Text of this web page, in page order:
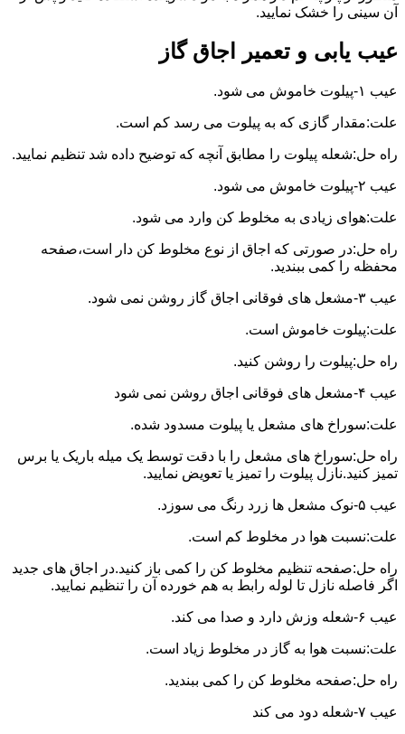
آن سینی را خشک نمایید.
عیب یابی و تعمیر اجاق گاز
عیب ۱-پیلوت خاموش می شود.
علت:مقدار گازی که به پیلوت می رسد کم است.
راه حل:شعله پیلوت را مطابق آنچه که توضیح داده شد تنظیم نمایید.
عیب ۲-پیلوت خاموش می شود.
علت:هوای زیادی به مخلوط کن وارد می شود.
راه حل:در صورتی که اجاق از نوع مخلوط کن دار است،صفحه
محفظه را کمی ببندید.
عیب ۳-مشعل های فوقانی اجاق گاز روشن نمی شود.
علت:پیلوت خاموش است.
راه حل:پیلوت را روشن کنید.
عیب ۴-مشعل های فوقانی اجاق روشن نمی شود
علت:سوراخ های مشعل یا پیلوت مسدود شده.
راه حل:سوراخ های مشعل را با دقت توسط یک میله باریک یا برس
تمیز کنید.نازل پیلوت را تمیز یا تعویض نمایید.
عیب ۵-نوک مشعل ها زرد رنگ می سوزد.
علت:نسبت هوا در مخلوط کم است.
راه حل:صفحه تنظیم مخلوط کن را کمی باز کنید.در اجاق های جدید
اگر فاصله نازل تا لوله رابط به هم خورده آن را تنظیم نمایید.
عیب ۶-شعله وزش دارد و صدا می کند.
علت:نسبت هوا به گاز در مخلوط زیاد است.
راه حل:صفحه مخلوط کن را کمی ببندید.
عیب ۷-شعله دود می کند